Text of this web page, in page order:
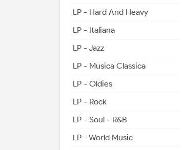
LP - Hard And Heavy
LP - Italiana
LP - Jazz
LP - Musica Classica
LP - Oldies
LP - Rock
LP - Soul - R&B
LP - World Music